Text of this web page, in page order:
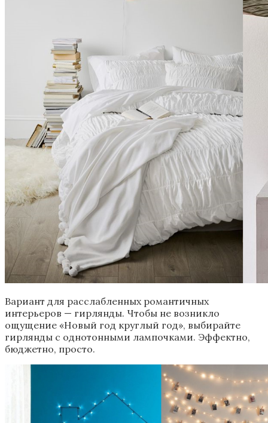
Вариант для расслабленных романтичных
интерьеров — гирлянды. Чтобы не возникло
ощущение «Новый год круглый год», выбирайте
гирлянды с однотонными лампочками. Эффектно,
бюджетно, просто.